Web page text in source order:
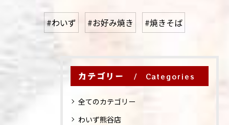
#わいず #お好み焼き #焼きそば
カテゴリー Categories
全てのカテゴリー
わいず熊谷店